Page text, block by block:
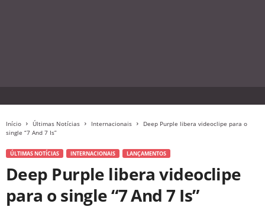
Início Últimas Notícias Internacionais
Deep Purple libera videoclipe para o
single “7 And 7 Is”
ÚLTIMAS NOTÍCIAS INTERNACIONAIS LANÇAMENTOS
Deep Purple libera videoclipe
para o single “7 And 7 Is”